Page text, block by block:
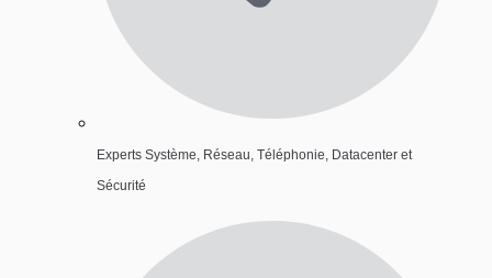
Experts Système, Réseau, Téléphonie, Datacenter et
Sécurité